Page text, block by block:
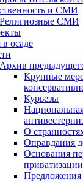
и СМИ
Религиозные СМИ
осаде
Архив
Крупные
Курьезы
О
Оправдания
Основания
приватизации
Предложения